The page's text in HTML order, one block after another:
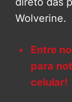
Wolverine.
Entre
para
celular!